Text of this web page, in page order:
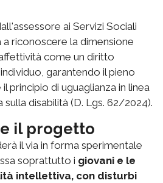
ai Servizi Sociali
riconoscere la dimensione
come un diritto
garantendo il pieno
principio di uguaglianza in linea
disabilità (D. Lgs. 62/2024).
il progetto
il via in forma sperimentale
soprattutto i giovani e le
intellettiva, con disturbi